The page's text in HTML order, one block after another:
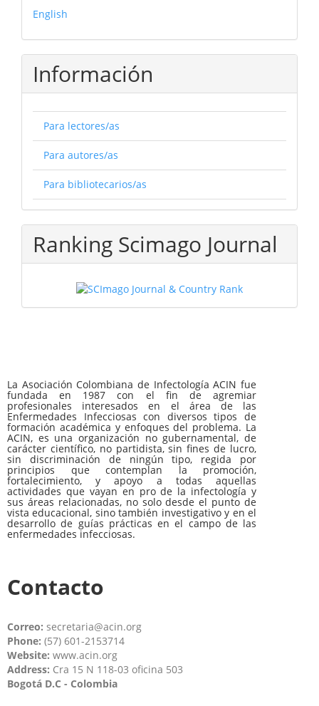
English
Información
Para lectores/as
Para autores/as
Para bibliotecarios/as
Ranking Scimago Journal
La Asociación Colombiana de Infectología ACIN fue
fundada en 1987 con el fin de agremiar
profesionales interesados en el área de las
Enfermedades Infecciosas con diversos tipos de
formación académica y enfoques del problema. La
ACIN, es una organización no gubernamental, de
carácter científico, no partidista, sin fines de lucro,
sin discriminación de ningún tipo, regida por
principios que contemplan la promoción,
fortalecimiento, y apoyo a todas aquellas
actividades que vayan en pro de la infectología y
sus áreas relacionadas, no solo desde el punto de
vista educacional, sino también investigativo y en el
desarrollo de guías prácticas en el campo de las
enfermedades infecciosas.
Contacto
Correo: secretaria@acin.org
Phone: (57) 601-2153714
Website: www.acin.org
Address: Cra 15 N 118-03 oficina 503
Bogotá D.C - Colombia